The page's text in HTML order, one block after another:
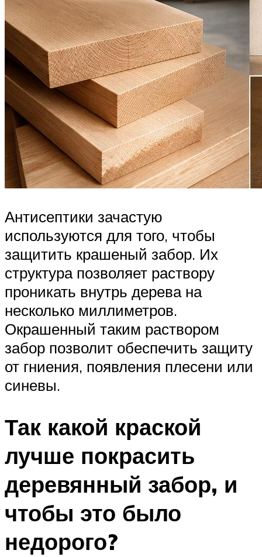
Антисептики зачастую
используются для того, чтобы
защитить крашеный забор. Их
структура позволяет раствору
проникать внутрь дерева на
несколько миллиметров.
Окрашенный таким раствором
забор позволит обеспечить защиту
от гниения, появления плесени или
синевы.
Так какой краской
лучше покрасить
деревянный забор, и
чтобы это было
недорого?